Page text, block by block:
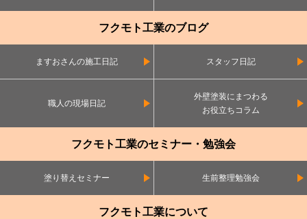
フクモト工業のブログ
ますおさんの施工日記 スタッフ日記
職人の現場日記
外壁塗装にまつわる
お役立ちコラム
フクモト工業のセミナー・勉強会
塗り替えセミナー 生前整理勉強会
フクモト工業について